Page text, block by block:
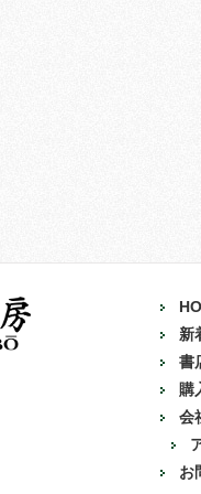
新
書
購
会
お